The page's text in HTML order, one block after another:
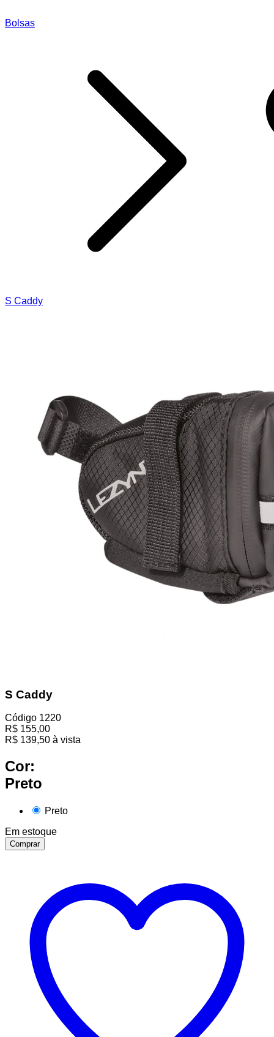
Bolsas
S Caddy
S Caddy
Código 1220
R$ 155,00
R$ 139,50 à vista
Cor:
Preto
Preto
Em estoque
Comprar